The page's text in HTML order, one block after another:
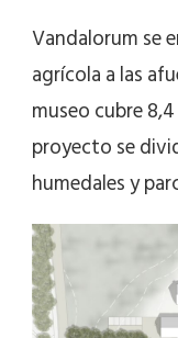
Vandalorum se
agrícola a las
museo cubre
proyecto se
humedales y